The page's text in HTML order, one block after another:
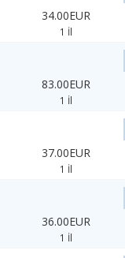
34.00EUR
1 İl
83.00EUR
1 İl
37.00EUR
1 İl
36.00EUR
1 İl